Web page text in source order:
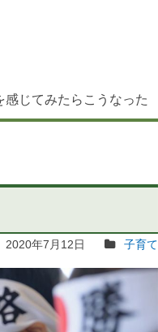
感じてみたらこうなった
2020年7月12日 子育て